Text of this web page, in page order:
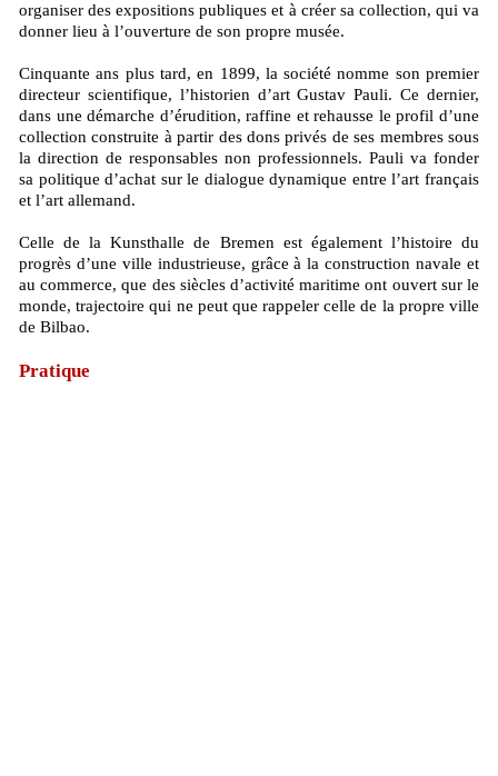
organiser des expositions publiques et à créer sa collection, qui va
donner lieu à l’ouverture de son propre musée.
Cinquante ans plus tard, en 1899, la société nomme son premier
directeur scientifique, l’historien d’art Gustav Pauli. Ce dernier,
dans une démarche d’érudition, raffine et rehausse le profil d’une
collection construite à partir des dons privés de ses membres sous
la direction de responsables non professionnels. Pauli va fonder
sa politique d’achat sur le dialogue dynamique entre l’art français
et l’art allemand.
Celle de la Kunsthalle de Bremen est également l’histoire du
progrès d’une ville industrieuse, grâce à la construction navale et
au commerce, que des siècles d’activité maritime ont ouvert sur le
monde, trajectoire qui ne peut que rappeler celle de la propre ville
de Bilbao.
Pratique